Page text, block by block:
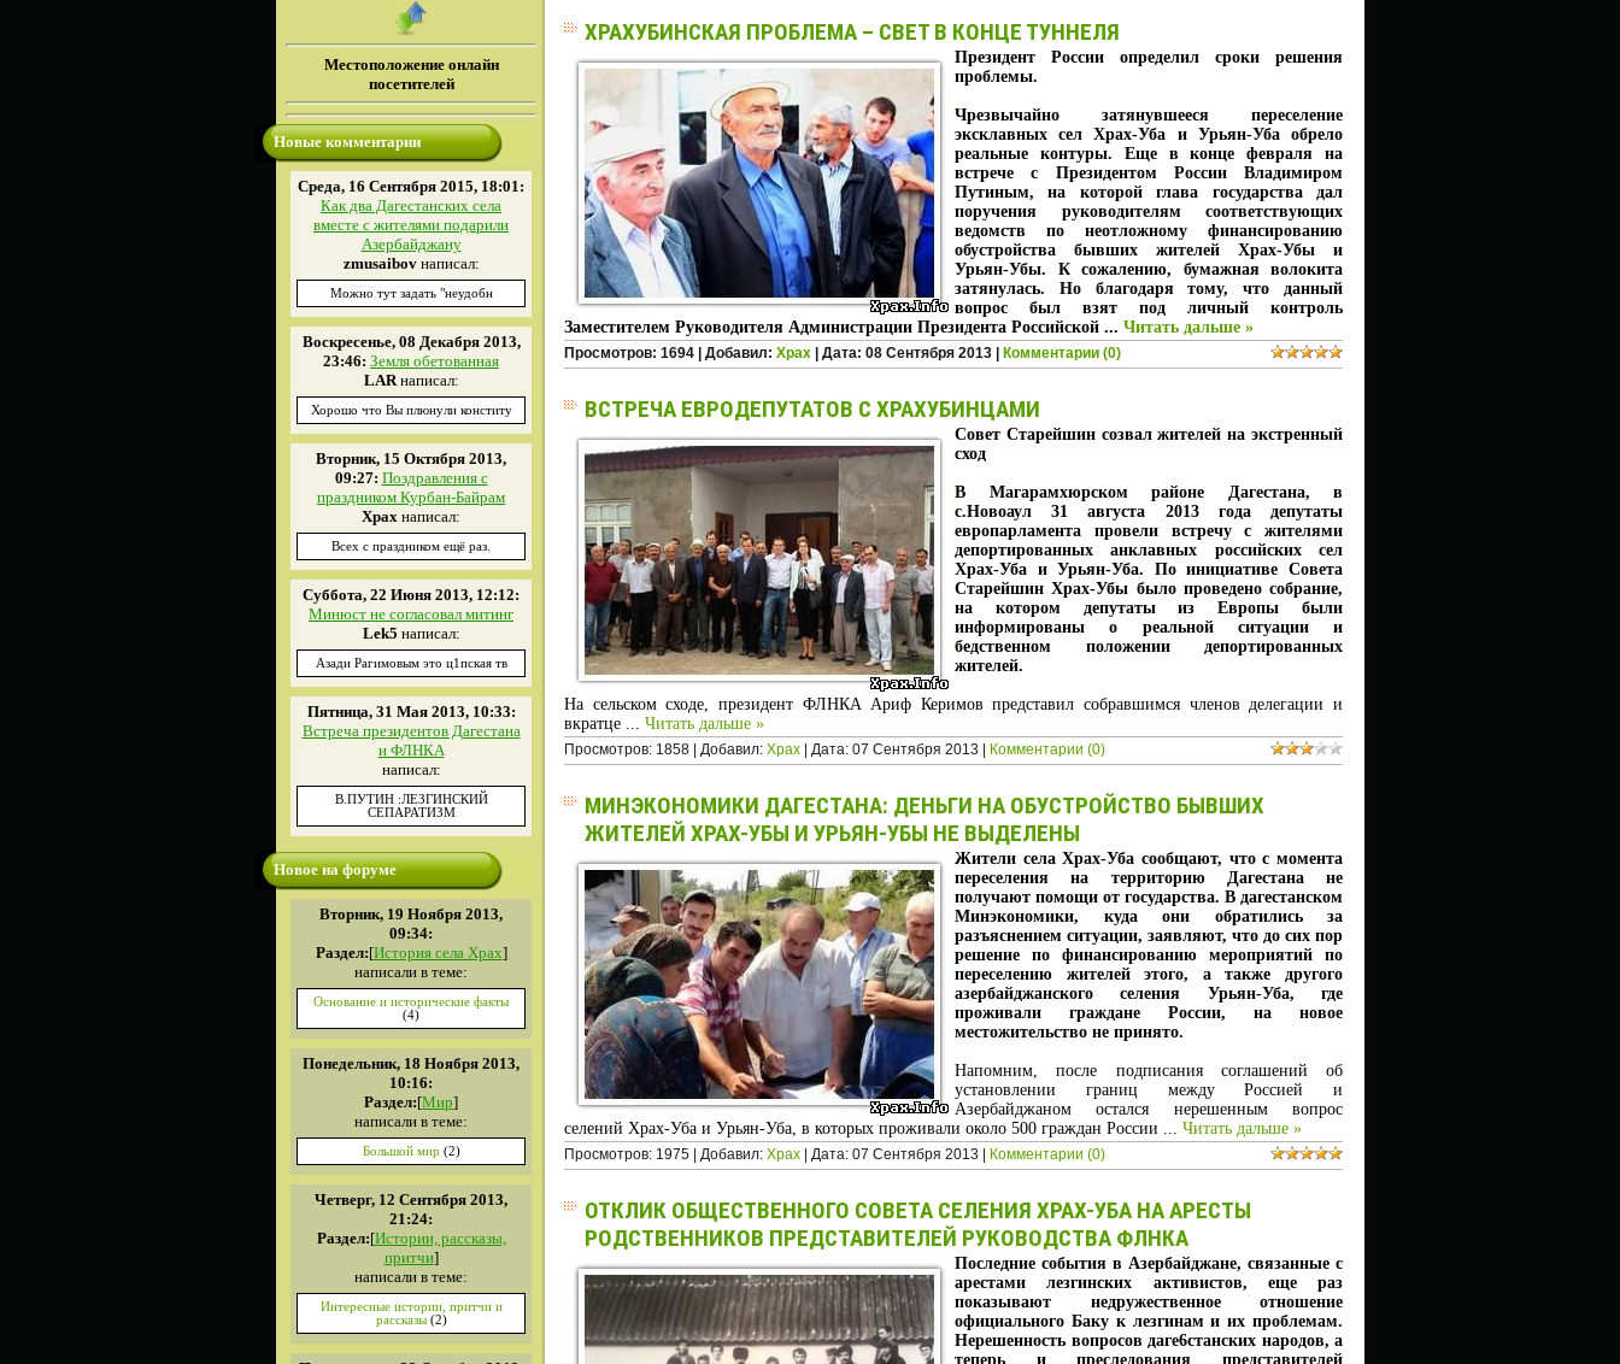
Местоположение онлайн
посетителей
Новые комментарии
Среда, 16 Сентября 2015, 18:01:
Как два Дагестанских села
вместе с жителями подарили
Азербайджану
zmusaibovнаписал:
Можно тут задать "неудобн
Воскресенье, 08 Декабря 2013,
23:46: Земля обетованная
LARнаписал:
Хорошо что Вы плюнули конститу
Вторник, 15 Октября 2013,
09:27: Поздравления с
праздником Курбан-Байрам
Xpax написал:
Всех с праздником ещё раз.
Суббота, 22 Июня 2013, 12:12:
Минюст не согласовал митинг
Lek5 написал:
Азади Рагимовым это ц1пская тв
Пятница, 31 Мая 2013, 10:33:
Встреча президентов Дагестана
и ФЛНКА
написал:
В.ПУТИН :ЛЕЗГИНСКИЙ
СЕПАРАТИЗМ
Новое на форуме
Вторник, 19 Ноября 2013,
09:34:
Раздел:[История села Храх]
написали в теме:
Основание и исторические факты
(4)
Понедельник, 18 Ноября 2013,
10:16:
Раздел:[Мир]
написали в теме:
Большой мир (2)
Четверг, 12 Сентября 2013,
21:24:
Раздел:[Истории, рассказы,
притчи]
написали в теме:
Интересные истории, притчи и
рассказы (2)
ХРАХУБИНСКАЯ ПРОБЛЕМА – СВЕТ В КОНЦЕ ТУННЕЛЯ
Президент России определил сроки решения
проблемы.
Чрезвычайно затянувшееся переселение
эксклавных сел Храх-Уба и Урьян-Уба обрело
реальные контуры. Еще в конце февраля на
встрече с Президентом России Владимиром
Путиным, на которой глава государства дал
поручения руководителям соответствующих
ведомств по неотложному финансированию
обустройства бывших жителей Храх-Убы и
Урьян-Убы. К сожалению, бумажная волокита
затянулась. Но благодаря тому, что данный
вопрос был взят под личный контроль
Заместителем Руководителя Администрации Президента Российской ... Читать дальше »
Просмотров: 1694 | Добавил: Xpax | Дата: 08 Сентября 2013 Комментарии (0)
ВСТРЕЧА ЕВРОДЕПУТАТОВ С ХРАХУБИНЦАМИ
Совет Старейшин созвал жителей на экстренный
сход
В Магарамхюрском районе Дагестана, в
с.Новоаул 31 августа 2013 года депутаты
европарламента провели встречу с жителями
депортированных анклавных российских сел
Храх-Уба и Урьян-Уба. По инициативе Совета
Старейшин Храх-Убы было проведено собрание,
на котором депутаты из Европы были
информированы о реальной ситуации и
бедственном положении депортированных
жителей.
На сельском сходе, президент ФЛНКА Ариф Керимов представил собравшимся членов делегации и
вкратце ... Читать дальше »
Просмотров: 1858 | Добавил: Xpax | Дата: 07 Сентября 2013 Комментарии (0)
МИНЭКОНОМИКИ ДАГЕСТАНА: ДЕНЬГИ НА ОБУСТРОЙСТВО БЫВШИХ
ЖИТЕЛЕЙ ХРАХ-УБЫ И УРЬЯН-УБЫ НЕ ВЫДЕЛЕНЫ
Жители села Храх-Уба сообщают, что с момента
переселения на территорию Дагестана не
получают помощи от государства. В дагестанском
Минэкономики, куда они обратились за
разъяснением ситуации, заявляют, что до сих пор
решение по финансированию мероприятий по
переселению жителей этого, а также другого
азербайджанского селения Урьян-Уба, где
проживали граждане России, на новое
местожительство не принято.
Напомним, после подписания соглашений об
установлении границ между Россией и
Азербайджаном остался нерешенным вопрос
селений Храх-Уба и Урьян-Уба, в которых проживали около 500 граждан России ... Читать дальше »
Просмотров: 1975 | Добавил: Xpax | Дата: 07 Сентября 2013 Комментарии (0)
ОТКЛИК ОБЩЕСТВЕННОГО СОВЕТА СЕЛЕНИЯ ХРАХ-УБА НА АРЕСТЫ
РОДСТВЕННИКОВ ПРЕДСТАВИТЕЛЕЙ РУКОВОДСТВА ФЛНКА
Последние события в Азербайджане, связанные с
арестами лезгинских активистов, еще раз
показывают недружественное отношение
официального Баку к лезгинам и их проблемам.
Нерешенность вопросов даге6станских народов, а
теперь и преследования представителей